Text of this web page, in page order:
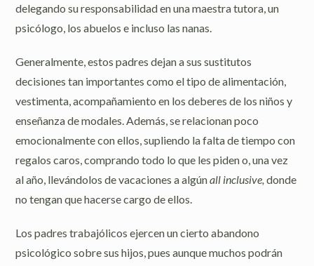
delegando su responsabilidad en una maestra tutora, un
psicólogo, los abuelos e incluso las nanas.
Generalmente, estos padres dejan a sus sustitutos
decisiones tan importantes como el tipo de alimentación,
vestimenta, acompañamiento en los deberes de los niños y
enseñanza de modales. Además, se relacionan poco
emocionalmente con ellos, supliendo la falta de tiempo con
regalos caros, comprando todo lo que les piden o, una vez
al año, llevándolos de vacaciones a algúnall inclusive, donde
no tengan que hacerse cargo de ellos.
Los padres trabajólicos ejercen un cierto abandono
psicológico sobre sus hijos, pues aunque muchos podrán